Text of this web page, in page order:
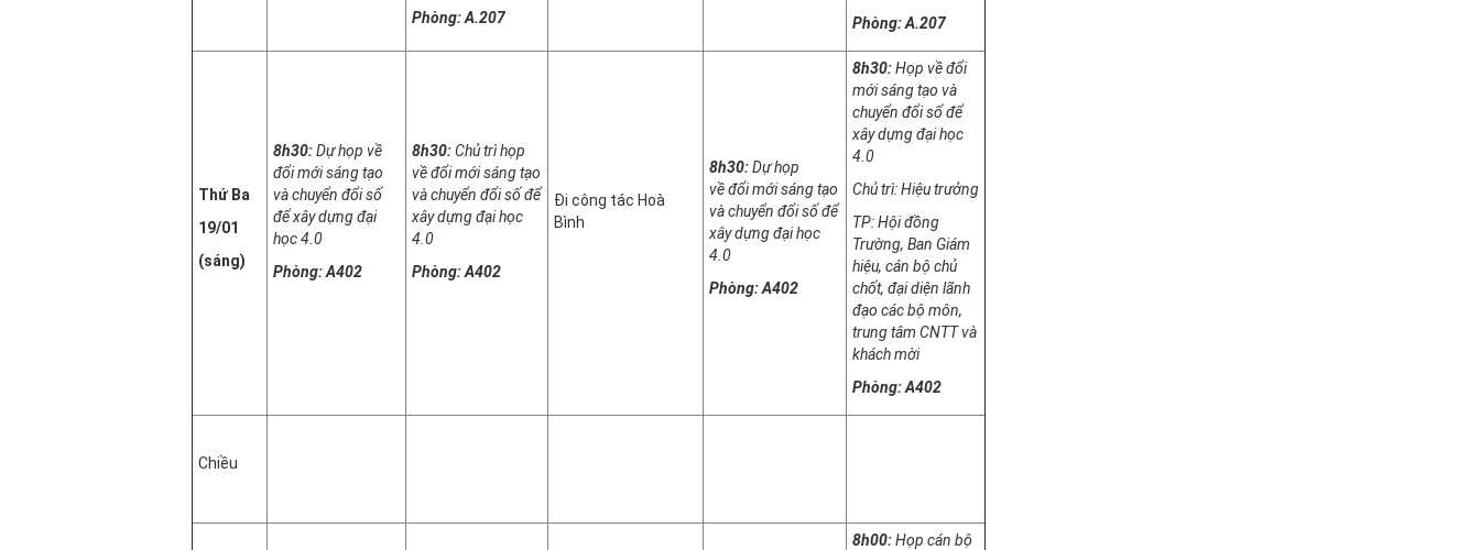
Phòng: A.207
Phòng: A.207
Thứ Ba
19/01
(sáng)
8h30:Dự họp về
đổi mới sáng tạo
và chuyển đổi số
để xây dựng đại
học 4.0
Phòng: A402
8h30:Chủ trì họp
về đổi mới sáng tạo
và chuyển đổi số để
xây dựng đại học
4.0
Phòng: A402
Đi công tác Hoà
Bình
8h30:Dự họp
về đổi mới sáng tạo
và chuyển đổi số để
xây dựng đại học
4.0
Phòng: A402
8h30:Họp về đổi
mới sáng tạo và
chuyển đổi số để
xây dựng đại học
4.0
Chủ trì: Hiệu trưởng
TP: Hội đồng
Trường, Ban Giám
hiệu, cán bộ chủ
chốt, đại diện lãnh
đạo các bộ môn,
trung tâm CNTT và
khách mời
Phòng: A402
Chiều
8h00:Họp cán bộ